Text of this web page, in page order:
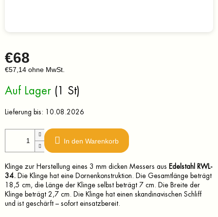
€68
€57,14 ohne MwSt.
Auf Lager (1 St)
Lieferung bis: 10.08.2026
In den Warenkorb
Klinge zur Herstellung eines 3 mm dicken Messers aus Edelstahl
RWL-
34. Die Klinge hat eine Dornenkonstruktion. Die Gesamtlänge beträgt
18,5 cm, die Länge der Klinge selbst beträgt 7 cm. Die Breite der
Klinge beträgt 2,7 cm. Die Klinge hat einen skandinavischen Schliff
und ist geschärft – sofort einsatzbereit.